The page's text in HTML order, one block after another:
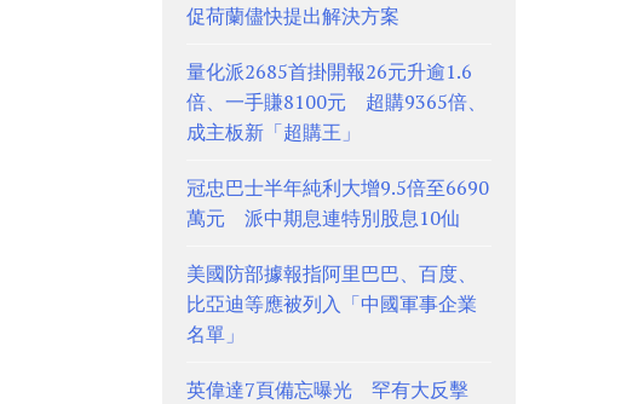
促荷蘭儘快提出解決方案
量化派2685首掛開報26元升逾1.6
倍、一手賺8100元 超購9365倍、
成主板新「超購王」
冠忠巴士半年純利大增9.5倍至6690
萬元 派中期息連特別股息10仙
美國防部據報指阿里巴巴、百度、
比亞迪等應被列入「中國軍事企業
名單」
英偉達7頁備忘曝光 罕有大反擊